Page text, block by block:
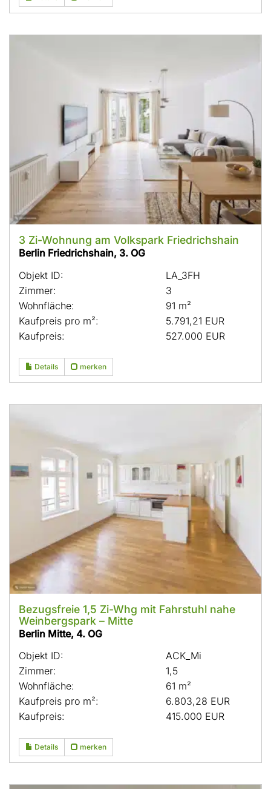
3 Zi-Wohnung am Volkspark Friedrichshain
Berlin Friedrichshain, 3. OG
Objekt ID:
LA_3FH
Zimmer:
3
Wohnfläche:
91 m²
Kaufpreis pro m²:
5.791,21 EUR
Kaufpreis:
527.000 EUR
Details merken
Bezugsfreie 1,5 Zi-Whg mit Fahrstuhl nahe
Weinbergspark – Mitte
Berlin Mitte, 4. OG
Objekt ID:
ACK_Mi
Zimmer:
1,5
Wohnfläche:
61 m²
Kaufpreis pro m²:
6.803,28 EUR
Kaufpreis:
415.000 EUR
Details merken